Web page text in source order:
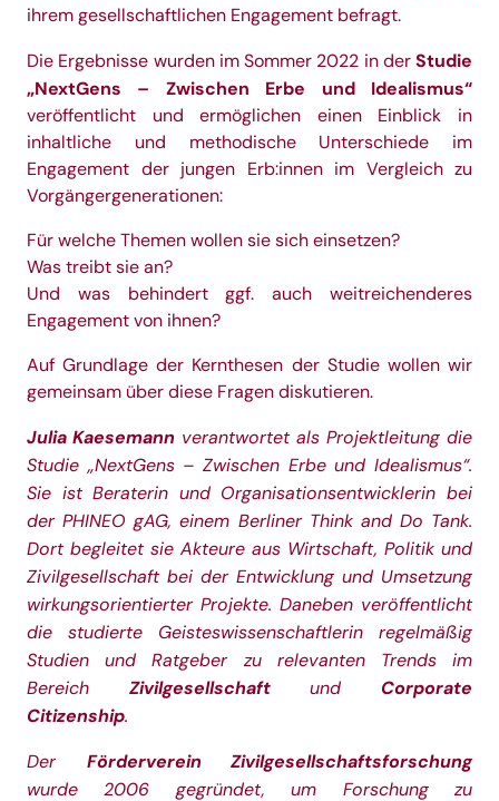
ihrem gesellschaftlichen Engagement befragt.
Die Ergebnisse wurden im Sommer 2022 in der Studie
„NextGens – Zwischen Erbe und Idealismus“
veröffentlicht und ermöglichen einen Einblick in
inhaltliche und methodische Unterschiede im
Engagement der jungen Erb:innen im Vergleich zu
Vorgängergenerationen:
Für welche Themen wollen sie sich einsetzen?
Was treibt sie an?
Und was behindert ggf. auch weitreichenderes
Engagement von ihnen?
Auf Grundlage der Kernthesen der Studie wollen wir
gemeinsam über diese Fragen diskutieren.
Julia Kaesemann verantwortet als Projektleitung die
Studie „NextGens – Zwischen Erbe und Idealismus“.
Sie ist Beraterin und Organisationsentwicklerin bei
derPHINEO gAG, einem Berliner Think and Do Tank.
Dort begleitet sie Akteure aus Wirtschaft, Politik und
Zivilgesellschaft bei der Entwicklung und Umsetzung
wirkungsorientierter Projekte. Daneben veröffentlicht
die studierte Geisteswissenschaftlerin regelmäßig
Studien und Ratgeber zu relevanten Trends im
Bereich Zivilgesellschaft und Corporate
Citizenship.
Der Förderverein Zivilgesellschaftsforschung
wurde 2006 gegründet, um Forschung zu